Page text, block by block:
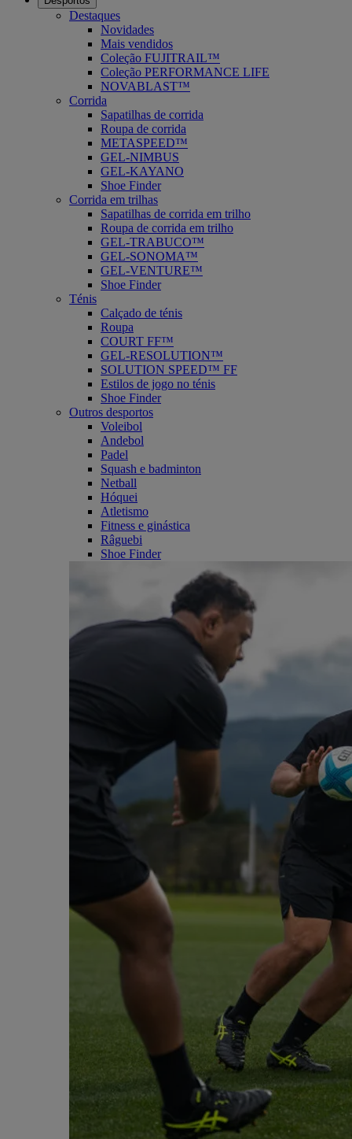
Destaques
Novidades
Mais vendidos
Coleção FUJITRAIL™
Coleção PERFORMANCE LIFE
NOVABLAST™
Corrida
Sapatilhas de corrida
Roupa de corrida
METASPEED™
GEL-NIMBUS
GEL-KAYANO
Shoe Finder
Corrida em trilhas
Sapatilhas de corrida em trilho
Roupa de corrida em trilho
GEL-TRABUCO™
GEL-SONOMA™
GEL-VENTURE™
Shoe Finder
Ténis
Calçado de ténis
Roupa
COURT FF™
GEL-RESOLUTION™
SOLUTION SPEED™ FF
Estilos de jogo no ténis
Shoe Finder
Outros desportos
Voleibol
Andebol
Padel
Squash e badminton
Netball
Hóquei
Atletismo
Fitness e ginástica
Râguebi
Shoe Finder